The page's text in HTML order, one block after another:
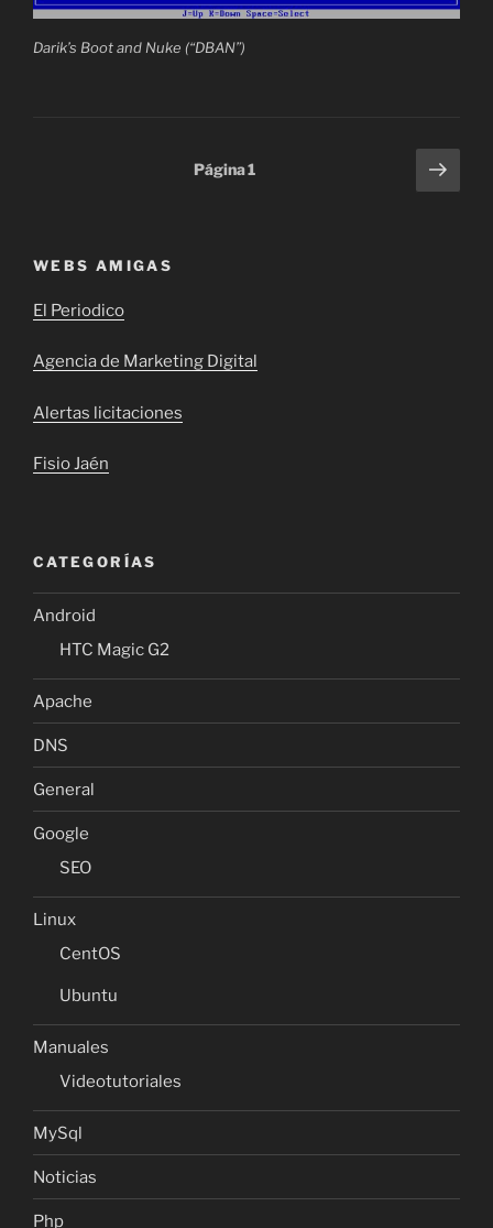
Darik’s Boot and Nuke (“DBAN”)
Página1
WEBS AMIGAS
El Periodico
Agencia de Marketing Digital
Alertas licitaciones
Fisio Jaén
CATEGORÍAS
Android
HTC Magic G2
Apache
DNS
General
Google
SEO
Linux
CentOS
Ubuntu
Manuales
Videotutoriales
MySql
Noticias
Php